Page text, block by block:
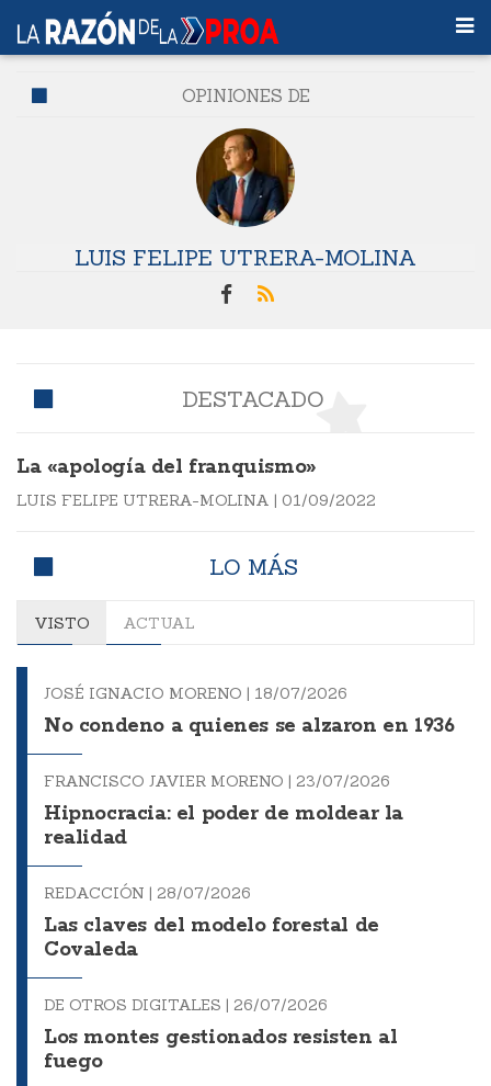
OPINIONES DE
LUIS FELIPE UTRERA-MOLINA
DESTACADO
La «apología del franquismo»
LUIS FELIPE UTRERA-MOLINA | 01/09/2022
LO MÁS
VISTO ACTUAL
JOSÉ IGNACIO MORENO | 18/07/2026
No condeno a quienes se alzaron en 1936
FRANCISCO JAVIER MORENO | 23/07/2026
Hipnocracia: el poder de moldear la
realidad
REDACCIÓN | 28/07/2026
Las claves del modelo forestal de
Covaleda
DE OTROS DIGITALES | 26/07/2026
Los montes gestionados resisten al
fuego